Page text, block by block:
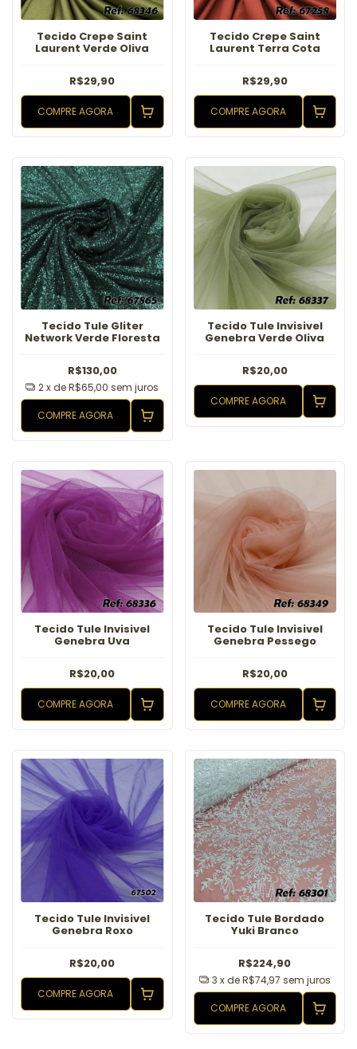
Tecido Crepe Saint
Laurent Verde Oliva
R$29,90
COMPRE AGORA
Tecido Crepe Saint
Laurent Terra Cota
R$29,90
COMPRE AGORA
Tecido Tule Gliter
Network Verde Floresta
R$130,00
2x deR$65,00 sem juros
COMPRE AGORA
Tecido Tule Invisivel
Genebra Verde Oliva
R$20,00
COMPRE AGORA
Tecido Tule Invisivel
Genebra Uva
R$20,00
COMPRE AGORA
Tecido Tule Invisivel
Genebra Pessego
R$20,00
COMPRE AGORA
Tecido Tule Invisivel
Genebra Roxo
R$20,00
COMPRE AGORA
Tecido Tule Bordado
Yuki Branco
R$224,90
3 x deR$74,97 sem juros
COMPRE AGORA